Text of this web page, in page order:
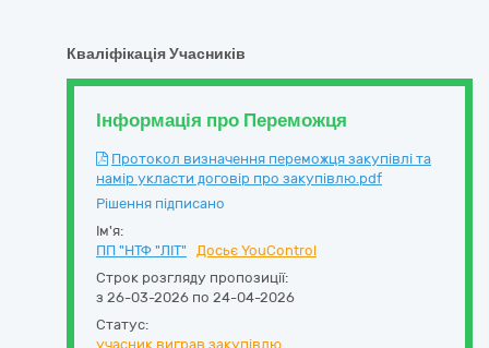
Кваліфікація Учасників
Інформація про Переможця
Протокол визначення переможця закупівлі та
намір укласти договір про закупівлю.pdf
Рішення підписано
Ім'я:
ПП "НТФ "ЛІТ"
Досьє YouControl
Строк розгляду пропозиції:
з 26-03-2026 по 24-04-2026
Статус:
учасник виграв закупівлю